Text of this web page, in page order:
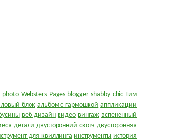
photo Websters Pages blogger shabby chic Тим
блок альбом с гармошкой аппликации
веб дизайн видео винтаж вспененный
детали двусторонний скотч двусторонняя
для квиллинга инструменты история